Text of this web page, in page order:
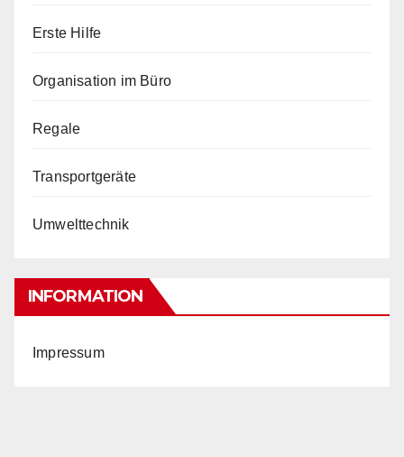
Erste Hilfe
Organisation im Büro
Regale
Transportgeräte
Umwelttechnik
INFORMATION
Impressum